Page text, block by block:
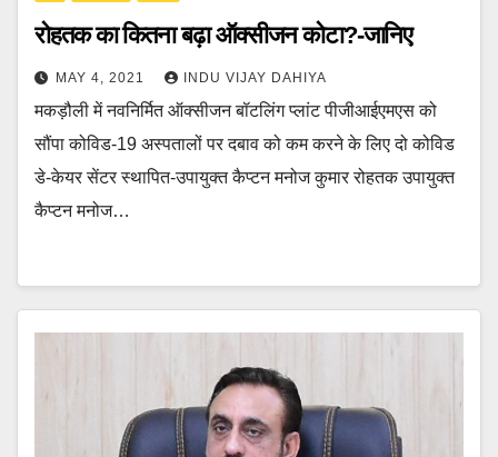
रोहतक का कितना बढ़ा ऑक्सीजन कोटा?-जानिए
MAY 4, 2021 INDU VIJAY DAHIYA
मकड़ौली में नवनिर्मित ऑक्सीजन बॉटलिंग प्लांट पीजीआईएमएस को
सौंपा कोविड-19 अस्पतालों पर दबाव को कम करने के लिए दो कोविड
डे-केयर सेंटर स्थापित-उपायुक्त कैप्टन मनोज कुमार रोहतक उपायुक्त
कैप्टन मनोज…